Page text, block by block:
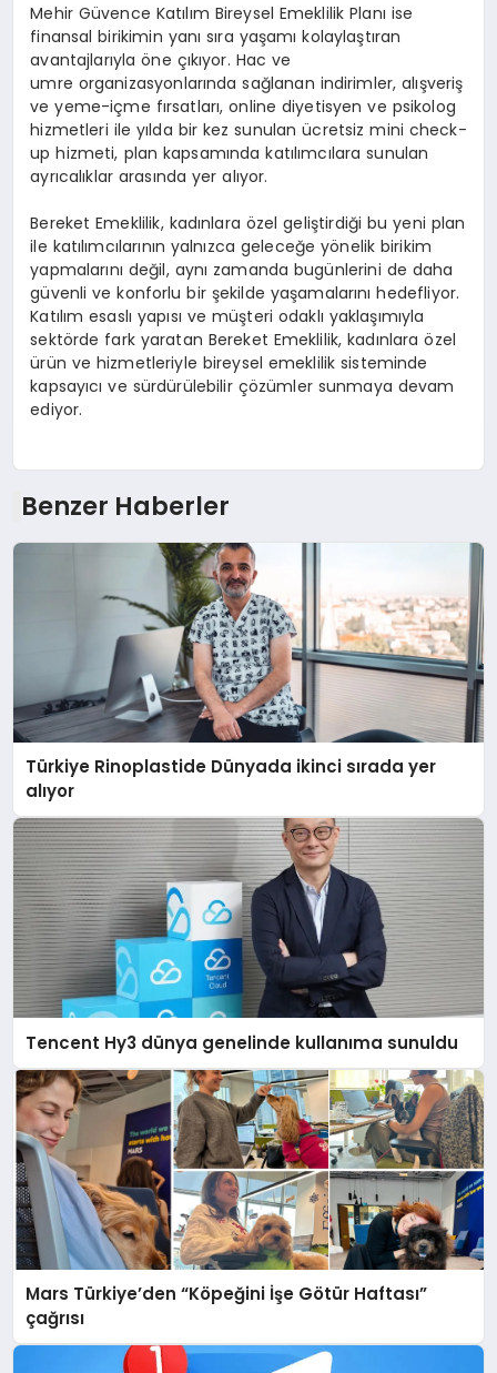
Mehir Güvence Katılım Bireysel Emeklilik Planı ise
finansal birikimin yanı sıra yaşamı kolaylaştıran
avantajlarıyla öne çıkıyor. Hac ve
umre organizasyonlarında sağlanan indirimler, alışveriş
ve yeme-içme fırsatları, online diyetisyen ve psikolog
hizmetleri ile yılda bir kez sunulan ücretsiz mini check-
up hizmeti, plan kapsamında katılımcılara sunulan
ayrıcalıklar arasında yer alıyor.
Bereket Emeklilik, kadınlara özel geliştirdiği bu yeni plan
ile katılımcılarının yalnızca geleceğe yönelik birikim
yapmalarını değil, aynı zamanda bugünlerini de daha
güvenli ve konforlu bir şekilde yaşamalarını hedefliyor.
Katılım esaslı yapısı ve müşteri odaklı yaklaşımıyla
sektörde fark yaratan Bereket Emeklilik, kadınlara özel
ürün ve hizmetleriyle bireysel emeklilik sisteminde
kapsayıcı ve sürdürülebilir çözümler sunmaya devam
ediyor.
Benzer Haberler
Türkiye Rinoplastide Dünyada ikinci sırada yer
alıyor
Tencent Hy3 dünya genelinde kullanıma sunuldu
Mars Türkiye’den “Köpeğini İşe Götür Haftası”
çağrısı